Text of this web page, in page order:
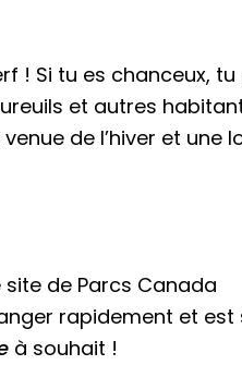
! Si tu es chanceux,
et autres
de l’hiver et
de Parcs Canada
rapidement et
à souhait !